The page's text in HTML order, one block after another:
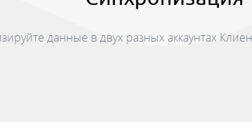
данные в двух разных аккаунтах